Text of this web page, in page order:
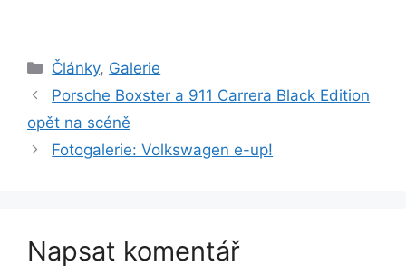
Rubriky
Články, Galerie
Porsche Boxster a 911 Carrera Black Edition
opět na scéně
Fotogalerie: Volkswagen e-up!
Napsat komentář